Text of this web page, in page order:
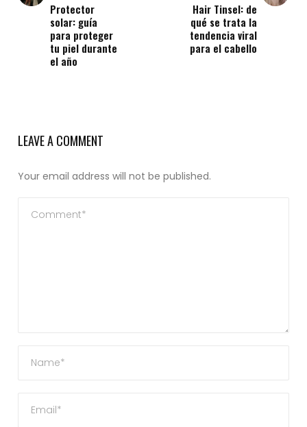
Protector
solar: guía
para proteger
tu piel durante
el año
Hair Tinsel: de
qué se trata la
tendencia viral
para el cabello
LEAVE A COMMENT
Your email address will not be published.